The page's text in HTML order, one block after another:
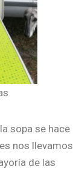
sopa se hace
nos llevamos
de las